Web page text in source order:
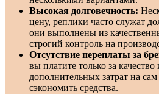
Высокая долговечность:
цену, реплики часто служат
они выполнены из
строгий контроль на
Отсутствие переплаты за
вы платите только за качество
дополнительных затрат на
сэкономить средства.